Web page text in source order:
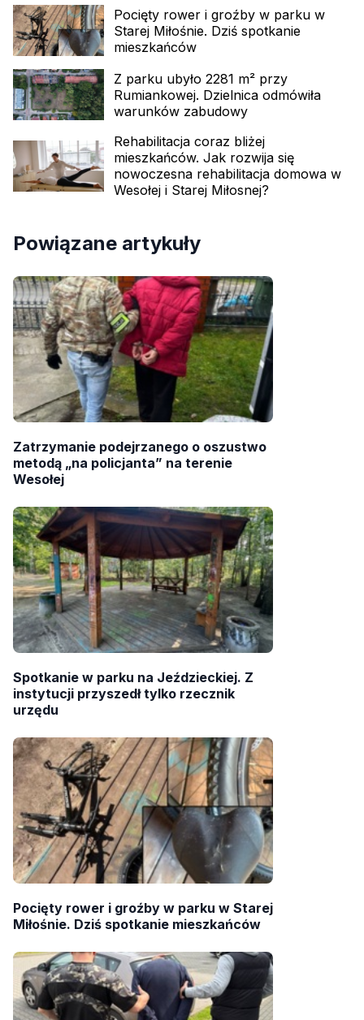
Pocięty rower i groźby w parku w
Starej Miłośnie. Dziś spotkanie
mieszkańców
Z parku ubyło 2281 m² przy
Rumiankowej. Dzielnica odmówiła
warunków zabudowy
Rehabilitacja coraz bliżej
mieszkańców. Jak rozwija się
nowoczesna rehabilitacja domowa w
Wesołej i Starej Miłosnej?
Powiązane artykuły
Zatrzymanie podejrzanego o oszustwo
metodą „na policjanta” na terenie
Wesołej
Spotkanie w parku na Jeździeckiej. Z
instytucji przyszedł tylko rzecznik
urzędu
Pocięty rower i groźby w parku w Starej
Miłośnie. Dziś spotkanie mieszkańców